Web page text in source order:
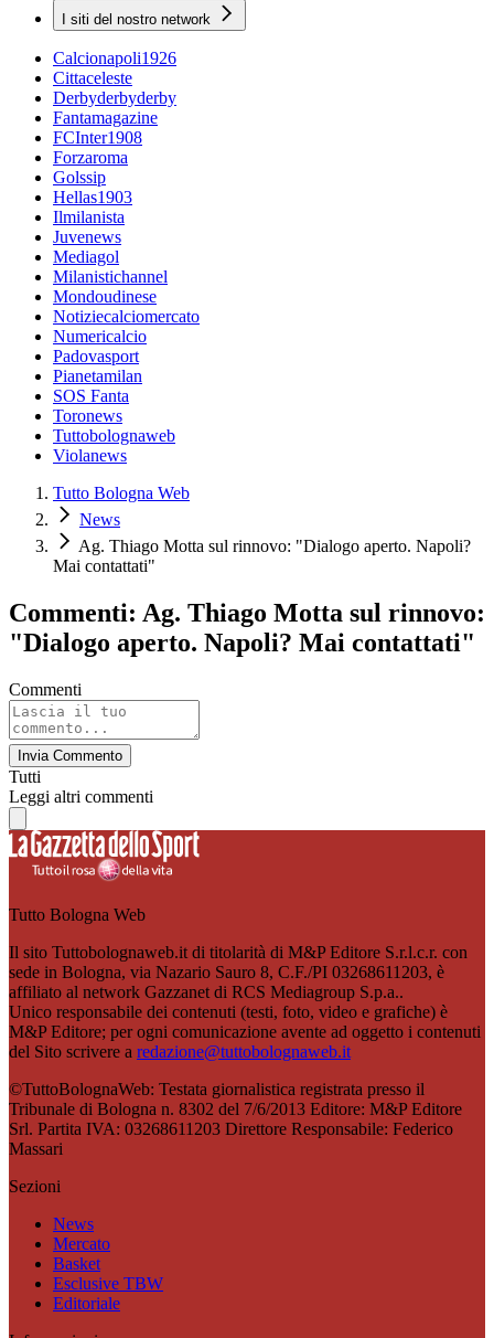
I siti del nostro network
Calcionapoli1926
Cittaceleste
Derbyderbyderby
Fantamagazine
FCInter1908
Forzaroma
Golssip
Hellas1903
Ilmilanista
Juvenews
Mediagol
Milanistichannel
Mondoudinese
Notiziecalciomercato
Numericalcio
Padovasport
Pianetamilan
SOS Fanta
Toronews
Tuttobolognaweb
Violanews
Tutto Bologna Web
News
Ag. Thiago Motta sul rinnovo: "Dialogo aperto. Napoli?
Mai contattati"
Commenti: Ag. Thiago Motta sul rinnovo:
"Dialogo aperto. Napoli? Mai contattati"
Commenti
Invia Commento
Tutti
Leggi altri commenti
Tutto Bologna Web
Il sito Tuttobolognaweb.it di titolarità di M&P Editore S.r.l.c.r. con
sede in Bologna, via Nazario Sauro 8, C.F./PI 03268611203, è
affiliato al network Gazzanet di RCS Mediagroup S.p.a..
Unico responsabile dei contenuti (testi, foto, video e grafiche) è
M&P Editore; per ogni comunicazione avente ad oggetto i contenuti
del Sito scrivere a redazione@tuttobolognaweb.it
©TuttoBolognaWeb: Testata giornalistica registrata presso il
Tribunale di Bologna n. 8302 del 7/6/2013 Editore: M&P Editore
Srl. Partita IVA: 03268611203 Direttore Responsabile: Federico
Massari
Sezioni
News
Mercato
Basket
Esclusive TBW
Editoriale